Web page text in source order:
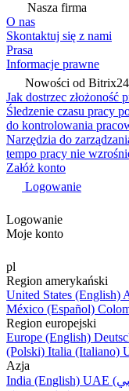
Nasza firma
O nas
Skontaktuj się z nami
Prasa
Informacje prawne
Nowości od Bitrix24
Jak dostrzec złożoność
Śledzenie czasu pracy
do kontrolowania
Narzędzia do
tempo pracy nie
Załóż konto
Logowanie
Logowanie
Moje konto
pl
Region amerykański
United States (English)
México (Español)
Region europejski
Europe (English)
(Polski) Italia (Italiano)
Azja
India (English)